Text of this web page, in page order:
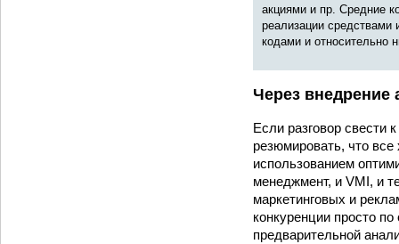
акциями и пр. Средние
реализации
кодами и относительно
Через внедрение
Если разговор свести
резюмировать, что
использованием
менеджмент, и VMI, и
маркетинговых и
конкуренции просто
предварительной